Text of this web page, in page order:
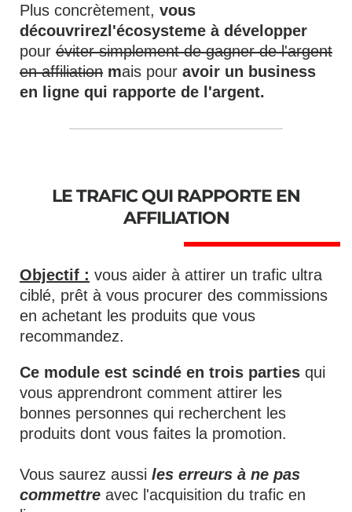
Plus concrètement, vous
découvrirezl'écosysteme à développer
pour éviter simplement de gagner de l'argent
en affiliation mais pour avoir un business
en ligne qui rapporte de l'argent.
LE TRAFIC QUI RAPPORTE EN
AFFILIATION
Objectif : vous aider à attirer un trafic ultra
ciblé, prêt à vous procurer des commissions
en achetant les produits que vous
recommandez.
Ce module est scindé en trois parties qui
vous apprendront comment attirer les
bonnes personnes qui recherchent les
produits dont vous faites la promotion.
Vous saurez aussi les erreurs à ne pas
commettre avec l'acquisition du trafic en